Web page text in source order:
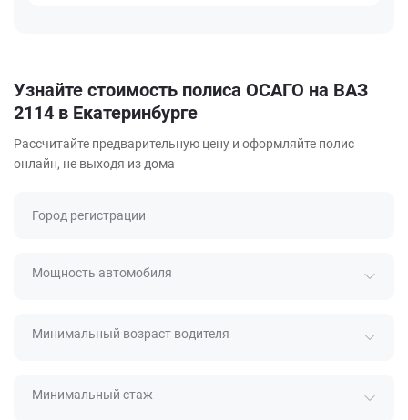
Узнайте стоимость полиса ОСАГО на ВАЗ
2114 в Екатеринбурге
Рассчитайте предварительную цену и оформляйте полис
онлайн, не выходя из дома
Город регистрации
Мощность автомобиля
Минимальный возраст водителя
Минимальный стаж